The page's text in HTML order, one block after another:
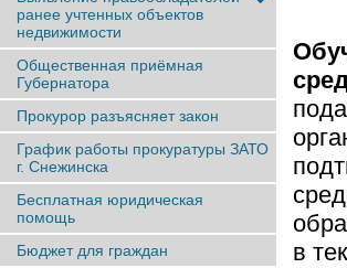
ранее учтенныx объектов
недвижимости
Общественная приёмная
Губернатора
Прокурор разъясняет закон
График работы прокуратуры ЗАТО
г. Снежинска
Бесплатная юридическая
помощь
Бюджет для граждан
в